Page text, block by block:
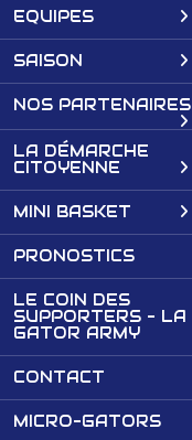
EQUIPES
SAISON
NOS PARTENAIRES
LA DÉMARCHE
CITOYENNE
MINI BASKET
PRONOSTICS
LE COIN DES
SUPPORTERS - LA
GATOR ARMY
CONTACT
MICRO-GATORS